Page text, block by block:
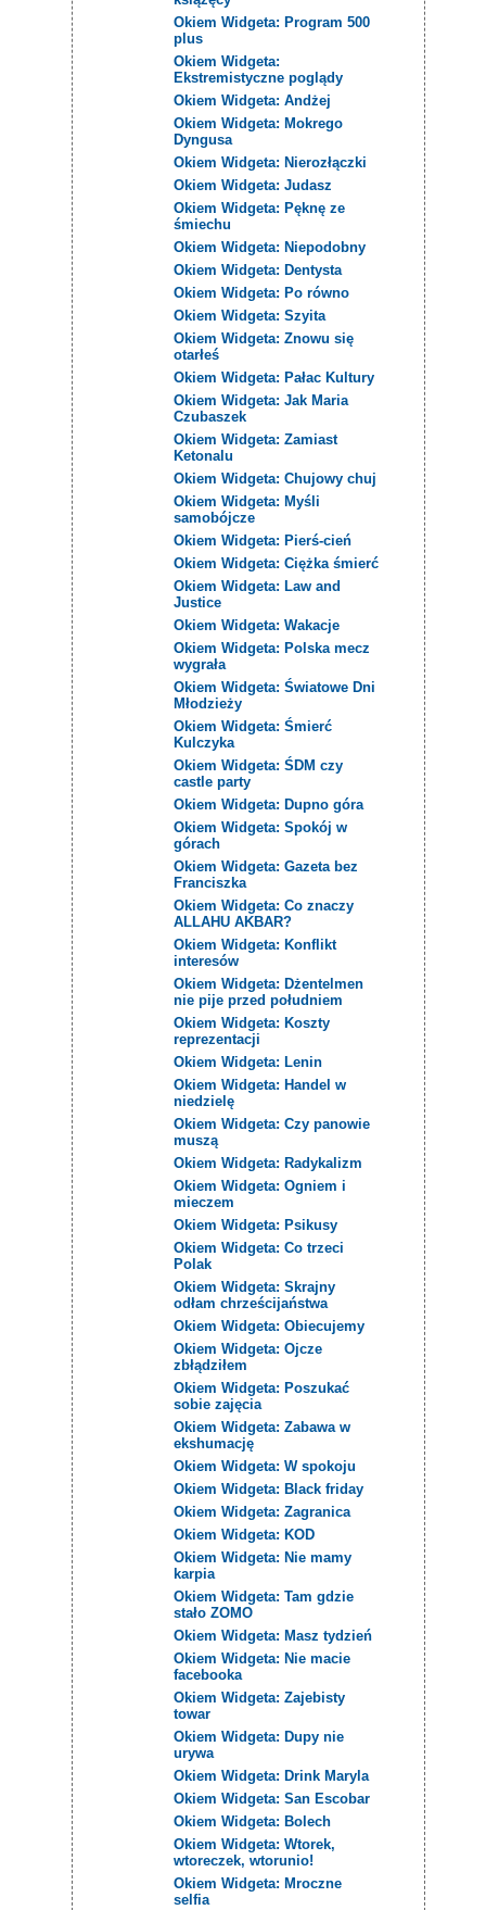
Okiem Widgeta: Program 500
plus
Okiem Widgeta:
Ekstremistyczne poglądy
Okiem Widgeta: Andżej
Okiem Widgeta: Mokrego
Dyngusa
Okiem Widgeta: Nierozłączki
Okiem Widgeta: Judasz
Okiem Widgeta: Pęknę ze
śmiechu
Okiem Widgeta: Niepodobny
Okiem Widgeta: Dentysta
Okiem Widgeta: Po równo
Okiem Widgeta: Szyita
Okiem Widgeta: Znowu się
otarłeś
Okiem Widgeta: Pałac Kultury
Okiem Widgeta: Jak Maria
Czubaszek
Okiem Widgeta: Zamiast
Ketonalu
Okiem Widgeta: Chujowy chuj
Okiem Widgeta: Myśli
samobójcze
Okiem Widgeta: Pierś-cień
Okiem Widgeta: Ciężka śmierć
Okiem Widgeta: Law and
Justice
Okiem Widgeta: Wakacje
Okiem Widgeta: Polska mecz
wygrała
Okiem Widgeta: Światowe Dni
Młodzieży
Okiem Widgeta: Śmierć
Kulczyka
Okiem Widgeta: ŚDM czy
castle party
Okiem Widgeta: Dupno góra
Okiem Widgeta: Spokój w
górach
Okiem Widgeta: Gazeta bez
Franciszka
Okiem Widgeta: Co znaczy
ALLAHU AKBAR?
Okiem Widgeta: Konflikt
interesów
Okiem Widgeta: Dżentelmen
nie pije przed południem
Okiem Widgeta: Koszty
reprezentacji
Okiem Widgeta: Lenin
Okiem Widgeta: Handel w
niedzielę
Okiem Widgeta: Czy panowie
muszą
Okiem Widgeta: Radykalizm
Okiem Widgeta: Ogniem i
mieczem
Okiem Widgeta: Psikusy
Okiem Widgeta: Co trzeci
Polak
Okiem Widgeta: Skrajny
odłam chrześcijaństwa
Okiem Widgeta: Obiecujemy
Okiem Widgeta: Ojcze
zbłądziłem
Okiem Widgeta: Poszukać
sobie zajęcia
Okiem Widgeta: Zabawa w
ekshumację
Okiem Widgeta: W spokoju
Okiem Widgeta: Black friday
Okiem Widgeta: Zagranica
Okiem Widgeta: KOD
Okiem Widgeta: Nie mamy
karpia
Okiem Widgeta: Tam gdzie
stało ZOMO
Okiem Widgeta: Masz tydzień
Okiem Widgeta: Nie macie
facebooka
Okiem Widgeta: Zajebisty
towar
Okiem Widgeta: Dupy nie
urywa
Okiem Widgeta: Drink Maryla
Okiem Widgeta: San Escobar
Okiem Widgeta: Bolech
Okiem Widgeta: Wtorek,
wtoreczek, wtorunio!
Okiem Widgeta: Mroczne
selfia